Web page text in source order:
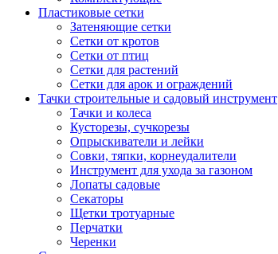
Пластиковые сетки
Затеняющие сетки
Сетки от кротов
Сетки от птиц
Сетки для растений
Сетки для арок и ограждений
Тачки строительные и садовый инструмент
Тачки и колеса
Кусторезы, сучкорезы
Опрыскиватели и лейки
Совки, тяпки, корнеудалители
Инструмент для ухода за газоном
Лопаты садовые
Секаторы
Щетки тротуарные
Перчатки
Черенки